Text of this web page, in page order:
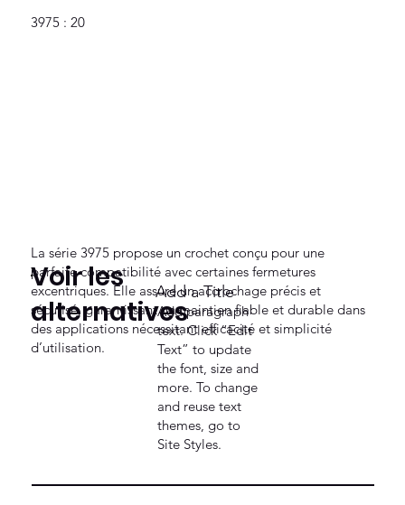
3975 : 20
La série 3975 propose un crochet conçu pour une
parfaite compatibilité avec certaines fermetures
excentriques. Elle assure un accrochage précis et
sécurisé, garantissant un maintien fiable et durable dans
des applications nécessitant efficacité et simplicité
d’utilisation.
Voir les
alternativesAdd paragraph
text. Click “Edit
Text” to update
the font, size and
more. To change
and reuse text
themes, go to
Site Styles.
Add a Title